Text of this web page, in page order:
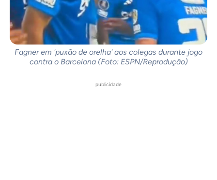
Fagner em 'puxão de orelha' aos colegas durante jogo
contra o Barcelona (Foto: ESPN/Reprodução)
publicidade